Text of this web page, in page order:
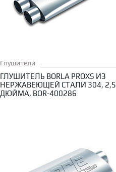
Глушители
ГЛУШИТЕЛЬ BORLA PROXS ИЗ
НЕРЖАВЕЮЩЕЙ СТАЛИ 304, 2,5
ДЮЙМА, BOR-400286